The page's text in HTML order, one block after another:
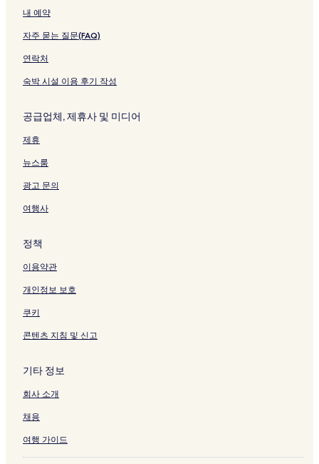
여
링
크
이
를
여
는
링
를
는
링
크
o
r
n
e
C
y
t
y
s
페
이
여
링
크
r
이
지
를
여
크
내 예약
자주 묻는 질문(FAQ)
연락처
숙박 시설 이용 후기 작성
공급업체, 제휴사 및 미디어
제휴
뉴스룸
광고 문의
여행사
정책
이용약관
개인정보 보호
쿠키
콘텐츠 지침 및 신고
기타 정보
회사 소개
채용
여행 가이드